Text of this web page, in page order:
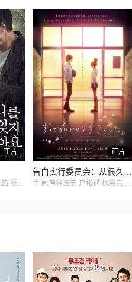
正片
主演:郑雨盛,金荷娜,裴晟祐,张荣男,温宙完,林珠恩
正片
主演:神谷浩史,户松遥,梶裕贵,阿澄佳奈,铃村健一,丰崎爱生,代永翼,麻仓桃,花江夏树,绿川光,雨宫天